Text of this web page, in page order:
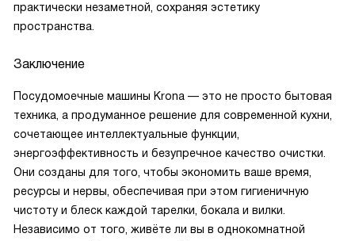
практически незаметной, сохраняя эстетику
пространства.
Заключение
Посудомоечные машины Krona — это не просто бытовая
техника, а продуманное решение для современной кухни,
сочетающее интеллектуальные функции,
энергоэффективность и безупречное качество очистки.
Они созданы для того, чтобы экономить ваше время,
ресурсы и нервы, обеспечивая при этом гигиеничную
чистоту и блеск каждой тарелки, бокала и вилки.
Независимо от того, живёте ли вы в однокомнатной